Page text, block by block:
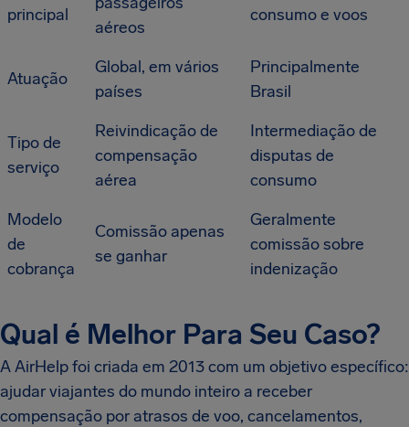
principal
aéreos
consumo e voos
Atuação
Global, em vários
países
Principalmente
Brasil
Tipo de
serviço
Reivindicação de
compensação
aérea
Intermediação de
disputas de
consumo
Modelo
de
cobrança
Comissão apenas
se ganhar
Geralmente
comissão sobre
indenização
Qual é Melhor Para Seu Caso?
A AirHelp foi criada em 2013 com um objetivo específico:
ajudar viajantes do mundo inteiro a receber
compensação por atrasos de voo, cancelamentos,